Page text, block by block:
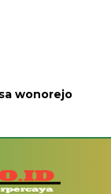
wonorejo